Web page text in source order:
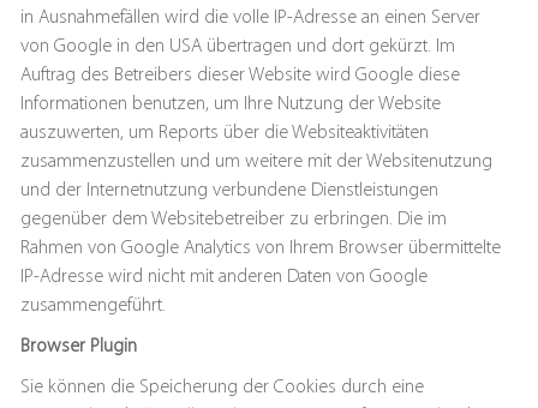
in Ausnahmefällen wird die volle IP-Adresse an einen Server
von Google in den USA übertragen und dort gekürzt. Im
Auftrag des Betreibers dieser Website wird Google diese
Informationen benutzen, um Ihre Nutzung der Website
auszuwerten, um Reports über die Websiteaktivitäten
zusammenzustellen und um weitere mit der Websitenutzung
und der Internetnutzung verbundene Dienstleistungen
gegenüber dem Websitebetreiber zu erbringen. Die im
Rahmen von Google Analytics von Ihrem Browser übermittelte
IP-Adresse wird nicht mit anderen Daten von Google
zusammengeführt.
Browser Plugin
Sie können die Speicherung der Cookies durch eine